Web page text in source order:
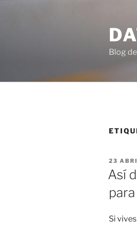
Blog
EN
23
Así
Si